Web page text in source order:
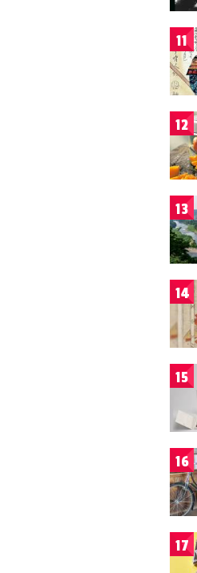
11
12
13
14
15
16
17